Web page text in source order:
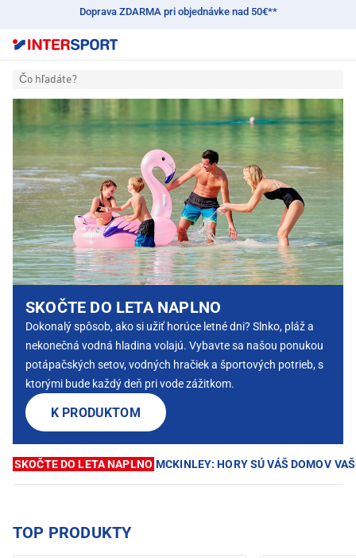
Doprava ZDARMA pri objednávke nad 50€**
Čo hľadáte?
INTERSPORT
SKOČTE DO LETA NAPLNO
Dokonalý spôsob, ako si užiť horúce letné dni? Slnko, pláž a
nekonečná vodná hladina volajú. Vybavte sa našou ponukou
potápačských setov, vodných hračiek a športových potrieb, s
ktorými bude každý deň pri vode zážitkom.
K PRODUKTOM
SKOČTE DO LETA NAPLNO MCKINLEY: HORY SÚ VÁŠ DOMOV
TOP PRODUKTY